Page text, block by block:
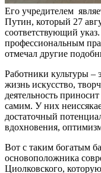
Его учредителем
Путин, который 27
соответствующий
профессиональным
отмечал другие
Работники культуры –
жизнь искусство,
деятельность
самим. У них
достаточный
вдохновения,
Вот с таким богатым
основоположника
Циолковского,